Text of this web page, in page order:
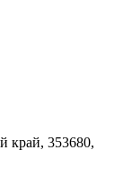
край, 353680,